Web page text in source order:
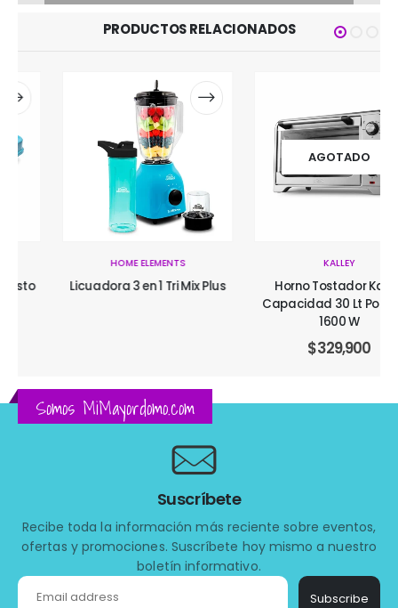
PRODUCTOS RELACIONADOS
HOME ELEMENTS
Licuadora 3 en 1 Tri Mix Plus
AGOTADO
Horno Tostador Kalley
Capacidad 30 Lt Potencia
329,900
Somos MiMayordomo.com
Suscríbete
Recibe toda la información más reciente sobre eventos,
ofertas y promociones. Suscríbete hoy mismo a nuestro
boletín informativo.
Subscribe